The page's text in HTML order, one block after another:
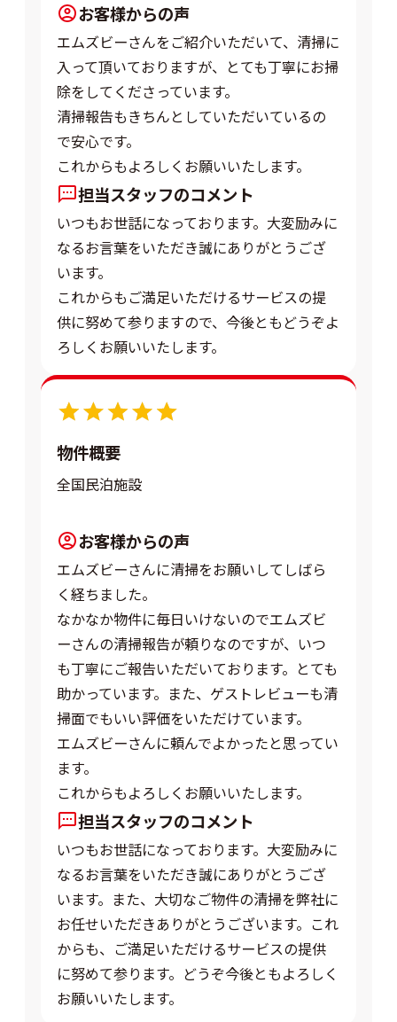
お客様からの声
エムズビーさんをご紹介いただいて、清掃に
入って頂いておりますが、とても丁寧にお掃
除をしてくださっています。
清掃報告もきちんとしていただいているの
で安心です。
これからもよろしくお願いいたします。
担当スタッフのコメント
いつもお世話になっております。大変励みに
なるお言葉をいただき誠にありがとうござ
います。
これからもご満足いただけるサービスの提
供に努めて参りますので、今後ともどうぞよ
ろしくお願いいたします。
5.0
物件概要
全国民泊施設
お客様からの声
エムズビーさんに清掃をお願いしてしばら
く経ちました。
なかなか物件に毎日いけないのでエムズビ
ーさんの清掃報告が頼りなのですが、いつ
も丁寧にご報告いただいております。とても
助かっています。また、ゲストレビューも清
掃面でもいい評価をいただけています。
エムズビーさんに頼んでよかったと思ってい
ます。
これからもよろしくお願いいたします。
担当スタッフのコメント
いつもお世話になっております。大変励みに
なるお言葉をいただき誠にありがとうござ
います。また、大切なご物件の清掃を弊社に
お任せいただきありがとうございます。これ
からも、ご満足いただけるサービスの提供
に努めて参ります。どうぞ今後ともよろしく
お願いいたします。